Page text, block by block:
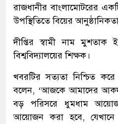
রাজধানীর বাংলামোটরের
উপস্থিতিতে বিয়ের
দীপ্তির স্বামী নাম
বিশ্ববিদ্যালয়ের শিক্ষক।
খবরটির সত্যতা নিশ্চিত করে
বলেন, ‘আজকে আমাদের আকদ
বড় পরিসরে ধুমধাম
আয়োজন করা হবে, যেখানে